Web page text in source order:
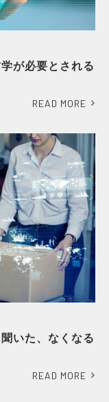
が必要とされる
READ MORE
いた、なくなる
READ MORE